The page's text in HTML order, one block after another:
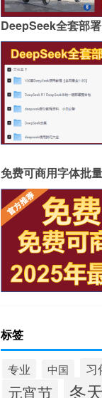
DeepSeek全套部
免费可商用字体批
标签
专业 中国 习
元宵节 冬天